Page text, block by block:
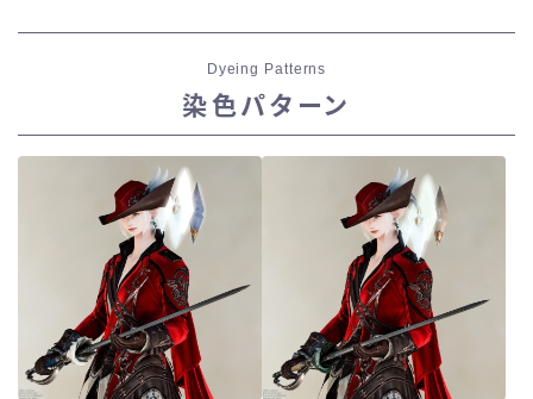
Dyeing Patterns
染色パターン